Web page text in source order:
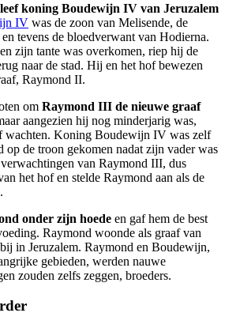
koning Boudewijn IV van Jeruzalem
IV was de zoon van Melisende, de
tevens de bloedverwant van Hodierna.
zijn tante was overkomen, riep hij de
naar de stad. Hij en het hof bewezen
Raymond II.
om Raymond III de nieuwe graaf
aangezien hij nog minderjarig was,
wachten. Koning Boudewijn IV was zelf
op de troon gekomen nadat zijn vader was
van Raymond III, dus
het hof en stelde Raymond aan als de
onder zijn hoede en gaf hem de best
Raymond woonde als graaf van
in Jeruzalem. Raymond en Boudewijn,
gebieden, werden nauwe
zouden zelfs zeggen, broeders.